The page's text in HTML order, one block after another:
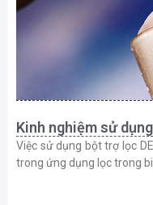
Kinh nghiệm sử
Việc sử dụng bột trợ lọc
trong ứng dụng lọc trong